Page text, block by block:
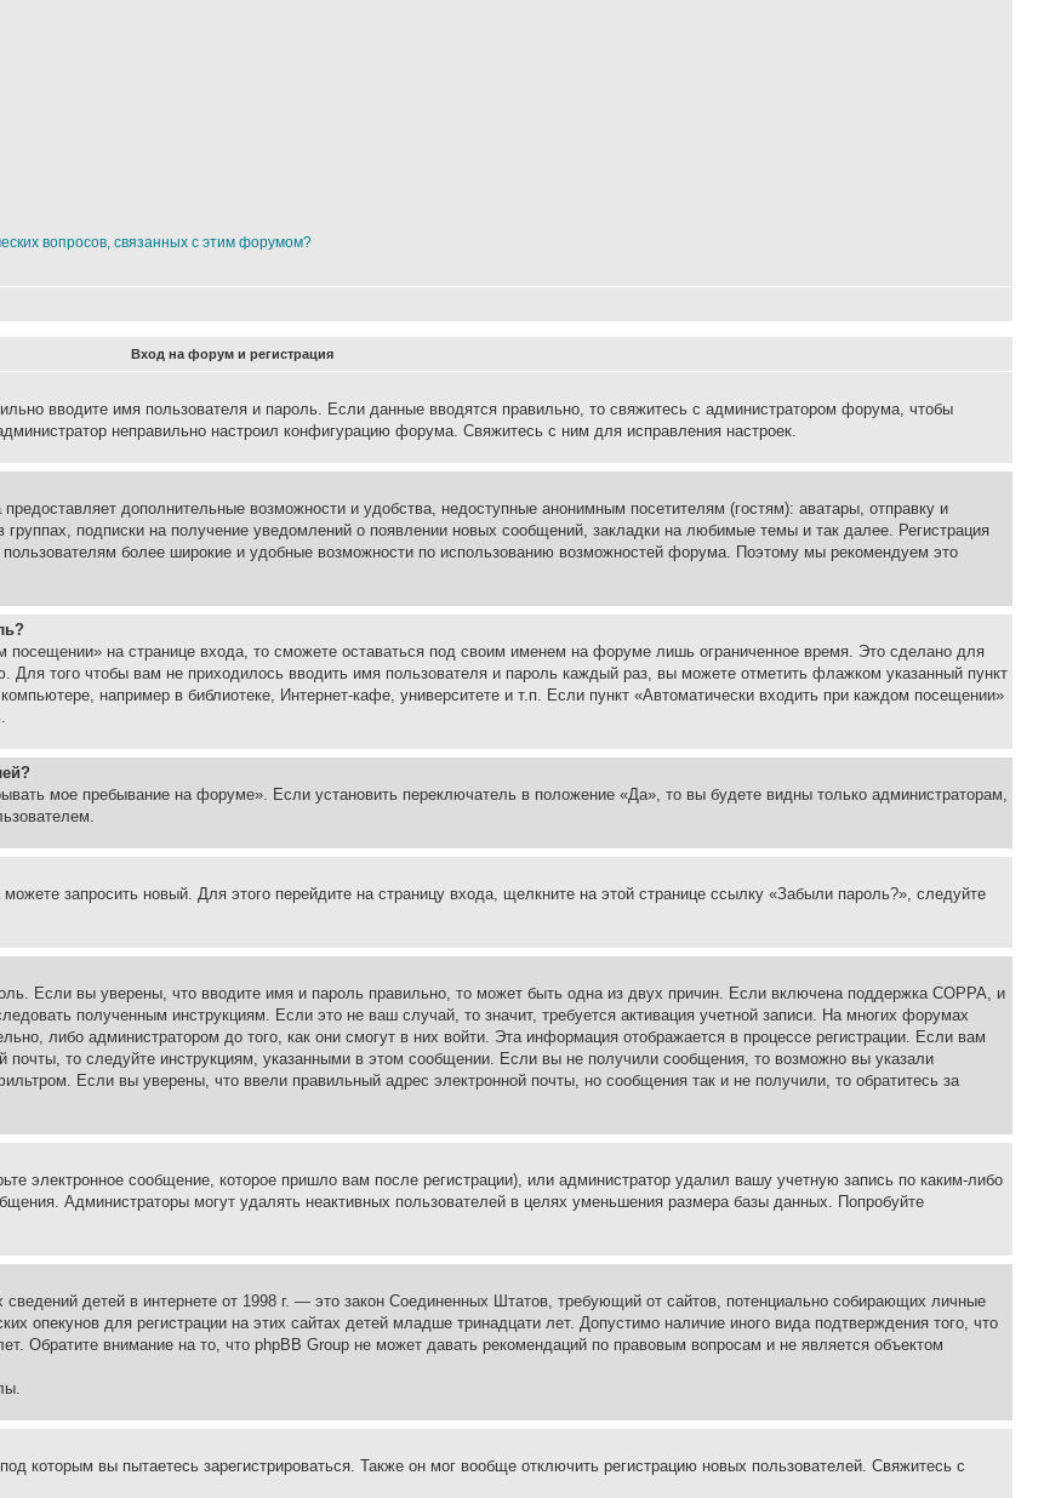
вопросов, связанных с этим форумом?
Вход на форум и регистрация
вводите имя пользователя и пароль. Если данные вводятся правильно, то свяжитесь с администратором форума, чтобы
неправильно настроил конфигурацию форума. Свяжитесь с ним для исправления настроек.
дополнительные возможности и удобства, недоступные анонимным посетителям (гостям): аватары, отправку и
подписки на получение уведомлений о появлении новых сообщений, закладки на любимые темы и так далее. Регистрация
пользователям более широкие и удобные возможности по использованию возможностей форума. Поэтому мы рекомендуем это
на странице входа, то сможете оставаться под своим именем на форуме лишь ограниченное время. Это сделано для
Для того чтобы вам не приходилось вводить имя пользователя и пароль каждый раз, вы можете отметить флажком указанный пункт
например в библиотеке, Интернет-кафе, университете и т.п. Если пункт «Автоматически входить при каждом посещении»
мое пребывание на форуме». Если установить переключатель в положение «Да», то вы будете видны только администраторам,
запросить новый. Для этого перейдите на страницу входа, щелкните на этой странице ссылку «Забыли пароль?», следуйте
Если вы уверены, что вводите имя и пароль правильно, то может быть одна из двух причин. Если включена поддержка COPPA, и
полученным инструкциям. Если это не ваш случай, то значит, требуется активация учетной записи. На многих форумах
либо администратором до того, как они смогут в них войти. Эта информация отображается в процессе регистрации. Если вам
почты, то следуйте инструкциям, указанными в этом сообщении. Если вы не получили сообщения, то возможно вы указали
Если вы уверены, что ввели правильный адрес электронной почты, но сообщения так и не получили, то обратитесь за
электронное сообщение, которое пришло вам после регистрации), или администратор удалил вашу учетную запись по каким-либо
Администраторы могут удалять неактивных пользователей в целях уменьшения размера базы данных. Попробуйте
детей в интернете от 1998 г. — это закон Соединенных Штатов, требующий от сайтов, потенциально собирающих личные
опекунов для регистрации на этих сайтах детей младше тринадцати лет. Допустимо наличие иного вида подтверждения того, что
Обратите внимание на то, что phpBB Group не может давать рекомендаций по правовым вопросам и не является объектом
которым вы пытаетесь зарегистрироваться. Также он мог вообще отключить регистрацию новых пользователей. Свяжитесь с